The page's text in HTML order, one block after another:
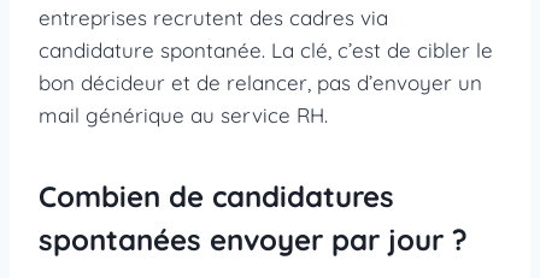
entreprises recrutent des cadres via
candidature spontanée. La clé, c’est de cibler le
bon décideur et de relancer, pas d’envoyer un
mail générique au service RH.
Combien de candidatures
spontanées envoyer par jour ?